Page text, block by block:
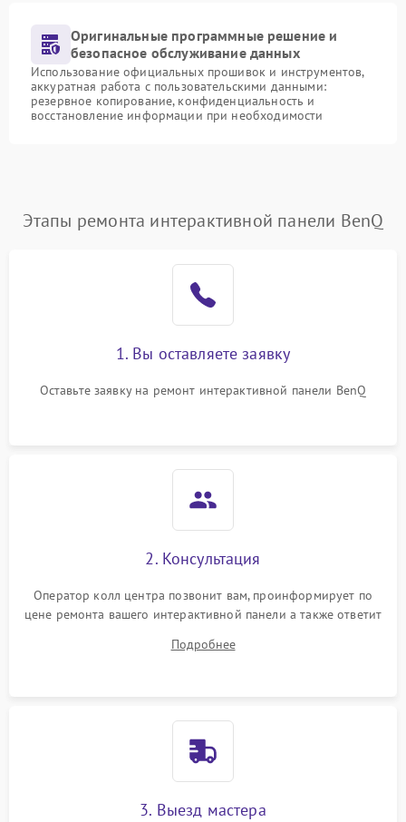
Оригинальные программные решение и
безопасное обслуживание данных
Использование официальных прошивок и инструментов,
аккуратная работа с пользовательскими данными:
резервное копирование, конфиденциальность и
восстановление информации при необходимости
Этапы ремонта интерактивной панели BenQ
1. Вы оставляете заявку
Оставьте заявку на ремонт интерактивной панели BenQ
2. Консультация
Оператор колл центра позвонит вам, проинформирует по
цене ремонта вашего интерактивной панели а также ответит
Подробнее
3. Выезд мастера